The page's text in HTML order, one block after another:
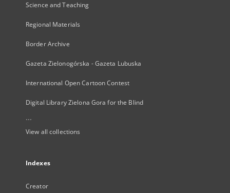
Science and Teaching
Regional Materials
Border Archive
Gazeta Zielonogórska - Gazeta Lubuska
International Open Cartoon Contest
Digital Library Zielona Gora for the Blind
...
View all collections
Indexes
Creator